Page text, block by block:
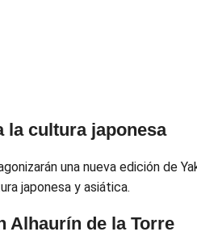
la cultura japonesa
una nueva edición de
japonesa y asiática.
Alhaurín de la Torre